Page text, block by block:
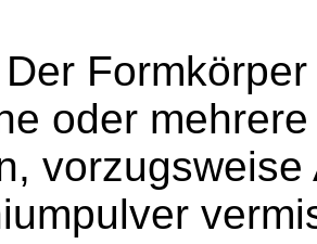
Der
oder
vorzugsweise